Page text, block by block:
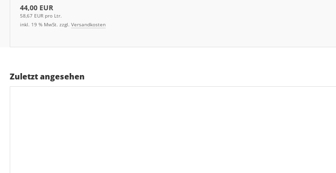
44,00 EUR
58,67 EUR pro Ltr.
inkl. 19 % MwSt. zzgl. Versandkosten
Zuletzt angesehen